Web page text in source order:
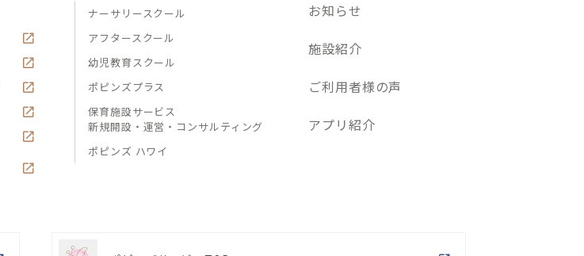
ナーサリースクール
アフタースクール
幼児教育スクール
ポピンズプラス
保育施設サービス
新規開設・運営・コンサルティング
ポピンズ ハワイ
お知らせ
施設紹介
ご利用者様の声
アプリ紹介